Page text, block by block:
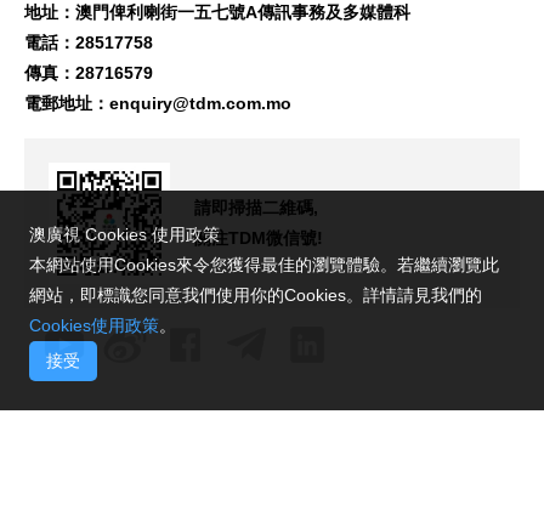
地址：澳門俾利喇街一五七號A傳訊事務及多媒體科
電話：28517758
傳真：28716579
電郵地址： enquiry@tdm.com.mo
請即掃描二維碼,
關注TDM微信號!
澳廣視 Cookies 使用政策
本網站使用Cookies來令您獲得最佳的瀏覽體驗。若繼續瀏覽此
網站，即標識您同意我們使用你的Cookies。詳情請見我們的
Cookies使用政策。
接受